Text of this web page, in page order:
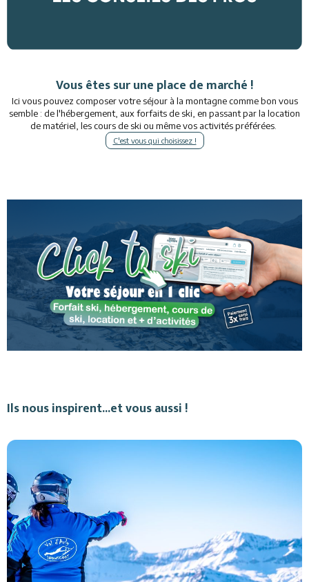
Vous êtes sur une place de marché !
Ici vous pouvez composer votre séjour à la montagne comme bon vous
semble : de l'hébergement, aux forfaits de ski, en passant par la location
de matériel, les cours de ski ou même vos activités préférées.
C'est vous qui choisissez !
Ils nous inspirent...et vous aussi !